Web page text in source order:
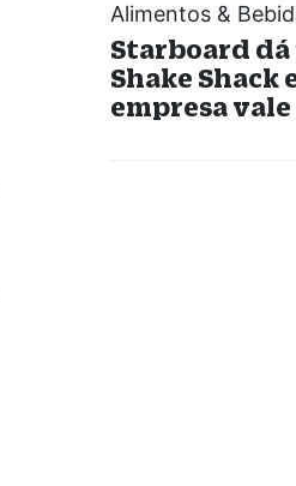
Alimentos &
Starboard
Shake Shack
empresa